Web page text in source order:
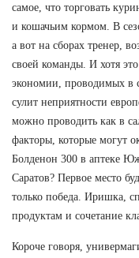
самое, что торговать
и кошачьим кормом. В
а вот на сборах тренер,
своей команды. И хотя
экономии, проводимых в
сулит неприятности
можно проводить как в
факторы, которые могут
Болденон 300 в аптеке
Саратов? Первое место
только победа. Иришка,
продуктам и сочетание
Короче говоря,